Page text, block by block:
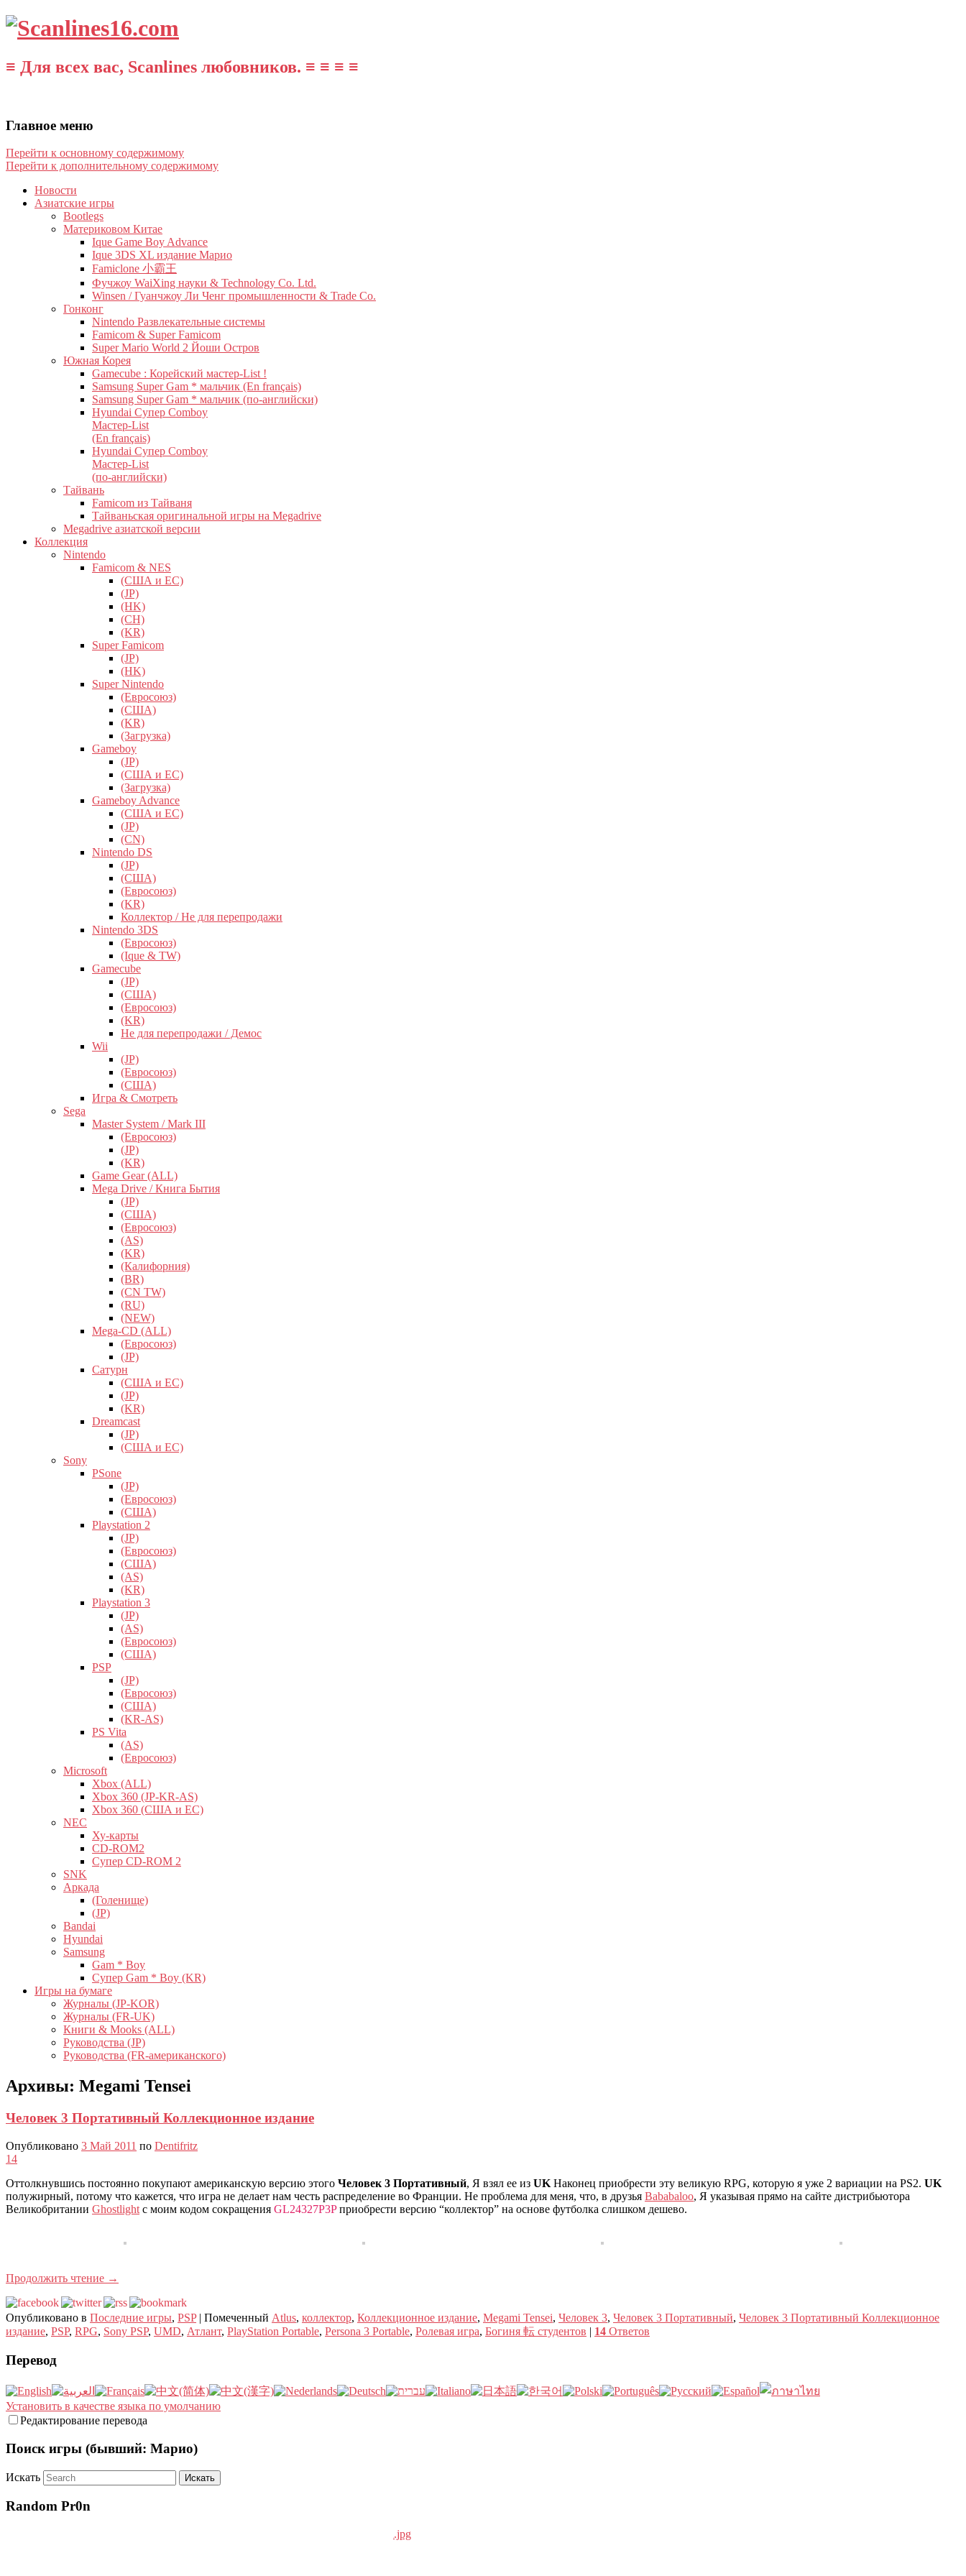
≡ Для всех вас, Scanlines любовников. ≡ ≡ ≡ ≡
Главное меню
Перейти к основному содержимому
Перейти к дополнительному содержимому
Новости
Азиатские игры
Bootlegs
Материковом Китае
Ique Game Boy Advance
Ique 3DS XL издание Марио
Famiclone 小霸王
Фучжоу WaiXing науки & Technology Co. Ltd.
Winsen / Гуанчжоу Ли Ченг промышленности & Trade Co.
Гонконг
Nintendo Развлекательные системы
Famicom & Super Famicom
Super Mario World 2 Йоши Остров
Южная Корея
Gamecube : Корейский мастер-List !
Samsung Super Gam * мальчик (En français)
Samsung Super Gam * мальчик (по-английски)
Hyundai Супер Comboy
Мастер-List
(En français)
Hyundai Супер Comboy
Мастер-List
(по-английски)
Тайвань
Famicom из Тайваня
Тайваньская оригинальной игры на Megadrive
Megadrive азиатской версии
Коллекция
Nintendo
Famicom & NES
(США и ЕС)
(JP)
(HK)
(CH)
(KR)
Super Famicom
(JP)
(HK)
Super Nintendo
(Евросоюз)
(США)
(KR)
(Загрузка)
Gameboy
(JP)
(США и ЕС)
(Загрузка)
Gameboy Advance
(США и ЕС)
(JP)
(CN)
Nintendo DS
(JP)
(США)
(Евросоюз)
(KR)
Коллектор / Не для перепродажи
Nintendo 3DS
(Евросоюз)
(Ique & TW)
Gamecube
(JP)
(США)
(Евросоюз)
(KR)
Не для перепродажи / Демос
Wii
(JP)
(Евросоюз)
(США)
Игра & Смотреть
Sega
Master System / Mark III
(Евросоюз)
(JP)
(KR)
Game Gear (ALL)
Mega Drive / Книга Бытия
(JP)
(США)
(Евросоюз)
(AS)
(KR)
(Калифорния)
(BR)
(CN TW)
(RU)
(NEW)
Mega-CD (ALL)
(Евросоюз)
(JP)
Сатурн
(США и ЕС)
(JP)
(KR)
Dreamcast
(JP)
(США и ЕС)
Sony
PSone
(JP)
(Евросоюз)
(США)
Playstation 2
(JP)
(Евросоюз)
(США)
(AS)
(KR)
Playstation 3
(JP)
(AS)
(Евросоюз)
(США)
PSP
(JP)
(Евросоюз)
(США)
(KR-AS)
PS Vita
(AS)
(Евросоюз)
Microsoft
Xbox (ALL)
Xbox 360 (JP-KR-AS)
Xbox 360 (США и ЕС)
NEC
Ху-карты
CD-ROM2
Супер CD-ROM 2
SNK
Аркада
(Голенище)
(JP)
Bandai
Hyundai
Samsung
Gam * Boy
Супер Gam * Boy (KR)
Игры на бумаге
Журналы (JP-KOR)
Журналы (FR-UK)
Книги & Mooks (ALL)
Руководства (JP)
Руководства (FR-американского)
Архивы: Megami Tensei
Человек 3 Портативный Коллекционное издание
Опубликовано 3 Май 2011 по Dentifritz
14
Оттолкнувшись постоянно покупают американскую версию этого Человек 3 Портативный, Я взял ее из UK Наконец приобрести эту великую RPG, которую я уже 2 вариации на PS2. UK
полужирный, потому что кажется, что игра не делает нам честь распределение во Франции. Не проблема для меня, что, в друзья Bababaloo, Я указывая прямо на сайте дистрибьютора
Великобритании Ghostlight с моим кодом сокращения GL24327P3Pприобрести версию “коллектор” на основе футболка слишком дешево.
Продолжить чтение →
Опубликовано в Последние игры, PSP | Помеченный Atlus, коллектор, Коллекционное издание, Megami Tensei, Человек 3, Человек 3 Портативный, Человек 3 Портативный Коллекционное
издание, PSP, RPG, Sony PSP, UMD, Атлант, PlayStation Portable, Persona 3 Portable, Ролевая игра, Богиня 転 студентов | 14 Ответов
Перевод
Установить в качестве языка по умолчанию
Редактирование перевода
Поиск игры (бывший: Марио)
Искать
Random Pr0n